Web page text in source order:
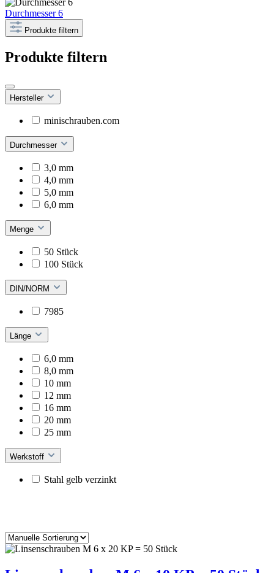
Durchmesser 6
Produkte filtern
Produkte filtern
Hersteller
minischrauben.com
Durchmesser
3,0 mm
4,0 mm
5,0 mm
6,0 mm
Menge
50 Stück
100 Stück
DIN/NORM
7985
Länge
6,0 mm
8,0 mm
10 mm
12 mm
16 mm
20 mm
25 mm
Werkstoff
Stahl gelb verzinkt